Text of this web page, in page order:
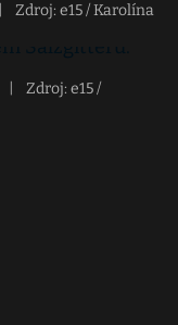
Zdroj: e15 / Karolína
Zdroj: e15 /